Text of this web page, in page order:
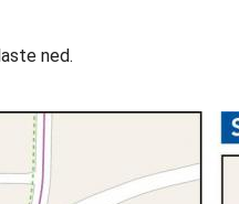
ned.